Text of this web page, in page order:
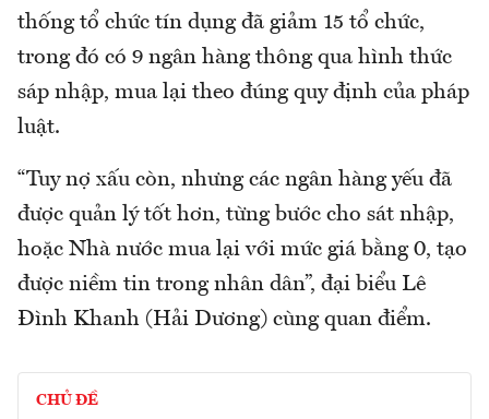
thống tổ chức tín dụng đã giảm 15 tổ chức,
trong đó có 9 ngân hàng thông qua hình thức
sáp nhập, mua lại theo đúng quy định của pháp
luật.
“Tuy nợ xấu còn, nhưng các ngân hàng yếu đã
được quản lý tốt hơn, từng bước cho sát nhập,
hoặc Nhà nước mua lại với mức giá bằng 0, tạo
được niềm tin trong nhân dân”, đại biểu Lê
Đình Khanh (Hải Dương) cùng quan điểm.
CHỦ ĐỀ